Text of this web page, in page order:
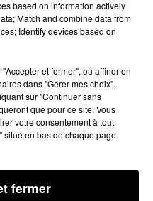
23/06/2023 À 12H01
based on information actively
Match and combine data from
Identify devices based on
et fermer", ou affiner en
dans "Gérer mes choix".
sur "Continuer sans
que pour ce site. Vous
votre consentement à tout
en bas de chaque page.
fermer